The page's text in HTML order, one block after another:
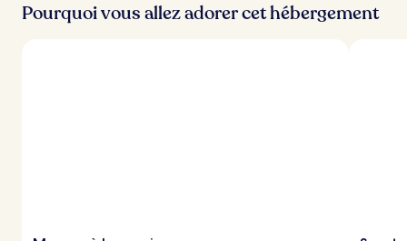
Pourquoi vous allez adorer cet hébergement